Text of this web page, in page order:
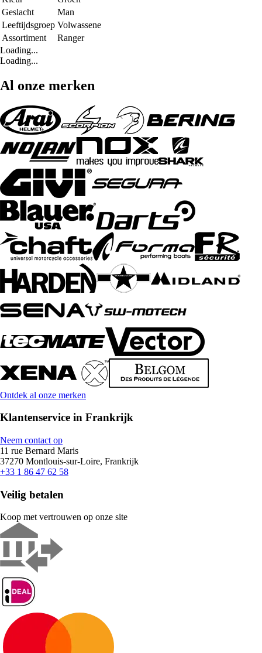
Geslacht
Man
Leeftijdsgroep Volwassene
Assortiment
Ranger
Loading...
Loading...
Al onze merken
Ontdek al onze merken
Klantenservice in Frankrijk
Neem contact op
11 rue Bernard Maris
37270 Montlouis-sur-Loire, Frankrijk
+33 1 86 47 62 58
Veilig betalen
Koop met vertrouwen op onze site